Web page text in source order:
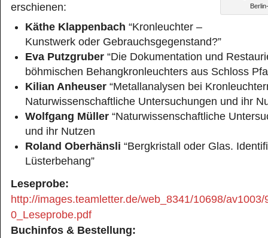
erschienen:
Käthe Klappenbach “Kronleuchter –
Kunstwerk oder Gebrauchsgegenstand?”
Eva Putzgruber “Die Dokumentation und
böhmischen Behangkronleuchters aus Schloss
Kilian Anheuser “Metallanalysen bei
Naturwissenschaftliche Untersuchungen und ihr
Wolfgang Müller “Naturwissenschaftliche
und ihr Nutzen
Roland Oberhänsli “Bergkristall oder Glas.
Lüsterbehang”
Leseprobe:
http://images.teamletter.de/web_8341/10698/
0_Leseprobe.pdf
Buchinfos & Bestellung: